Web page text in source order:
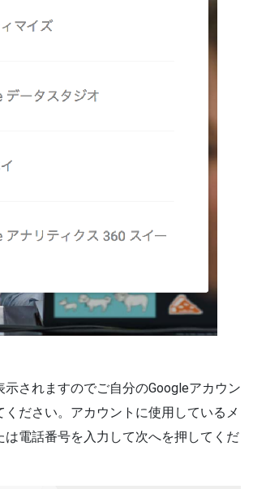
示されますのでご自分のGoogleアカウン
ください。アカウントに使用しているメ
は電話番号を入力して次へを押してくだ